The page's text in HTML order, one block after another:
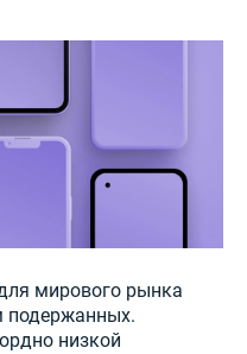
мирового рынка
подержанных.
низкой